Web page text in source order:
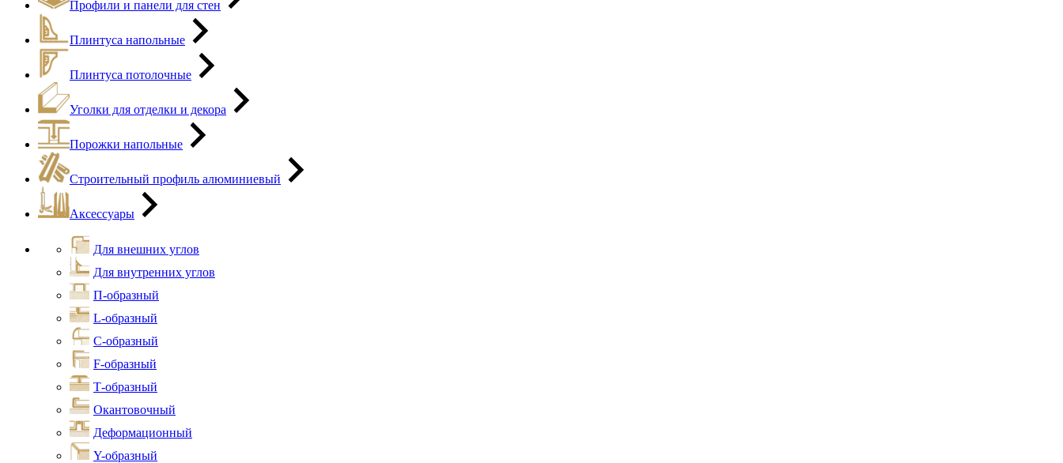
Профили и панели для стен
Плинтуса напольные
Плинтуса потолочные
Уголки для отделки и декора
Порожки напольные
Строительный профиль алюминиевый
Аксессуары
Для внешних углов
Для внутренних углов
П-образный
L-образный
С-образный
F-образный
Т-образный
Окантовочный
Деформационный
Y-образный